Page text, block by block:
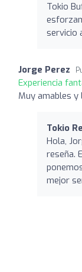
Tokio
servicio
Jorge Perez
Experiencia
Muy amables y
Tokio
Hola,
reseña.
mejor